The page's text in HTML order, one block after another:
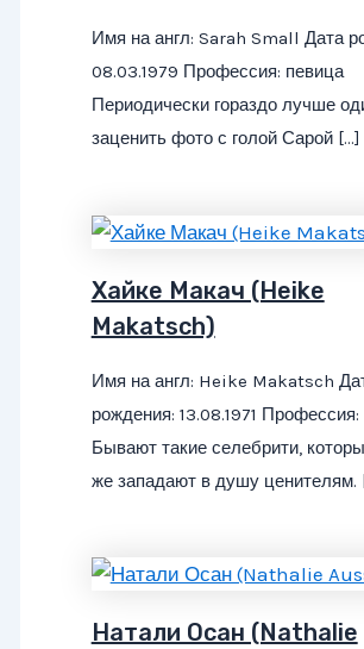
Имя на англ: Sarah Small Дата
08.03.1979 Профессия: певица
Периодически гораздо лучше
заценить фото с голой Сарой […]
Хайке Макач (Heike
Makatsch)
Имя на англ: Heike Makatsch
рождения: 13.08.1971
Бывают такие селебрити,
же западают в душу ценителям.
Натали Осан (Nathalie